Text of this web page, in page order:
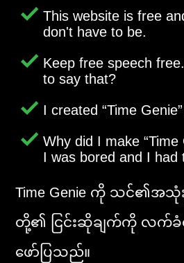
This website is free
don't have to be.
Keep free speech
to say that?
I created Time Genie
Why did I make Time
I was bored and I had
Time Genie ကို သင်၏အ
တို့၏ ငြင်းဆိုချက်ကို လက်ခံက
ဖော်ပြသည်။